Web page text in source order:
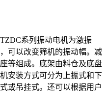
系列振动电机为激振
可以改变筛机的振动幅。减
等组成。底架由料仓及底盘
安装方式可分为上振式和下
或吊挂式。还可以根据用户